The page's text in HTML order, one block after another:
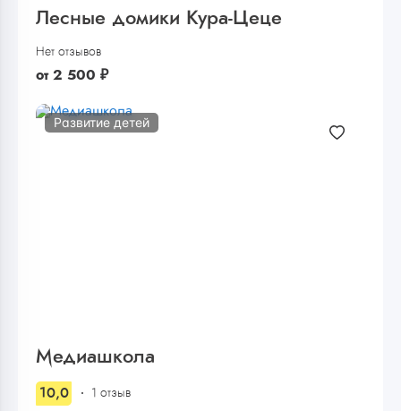
Лесные домики Кура-Цеце
Нет отзывов
от 2 500 ₽
Развитие детей
Медиашкола
10,0 1 отзыв